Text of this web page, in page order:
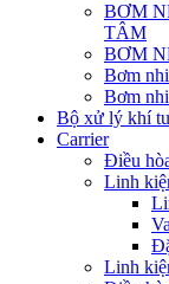
BƠM
TÂM
BƠM
Bơm
Bơm
Bộ xử lý khí
Carrier
Điều
Linh
Linh